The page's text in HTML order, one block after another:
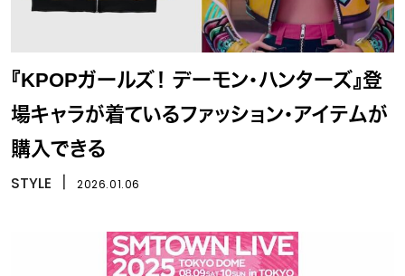
『KPOPガールズ！ デーモン・ハンターズ』登
場キャラが着ているファッション・アイテムが
購入できる
STYLE 2026.01.06